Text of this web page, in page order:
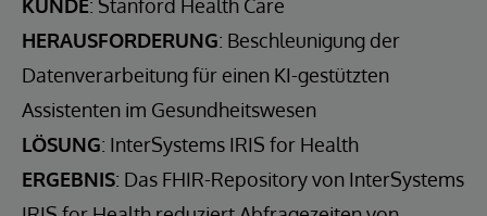
KUNDE: Stanford Health Care
HERAUSFORDERUNG: Beschleunigung der
Datenverarbeitung für einen KI-gestützten
Assistenten im Gesundheitswesen
LÖSUNG: InterSystems IRIS for Health
ERGEBNIS: Das FHIR-Repository von InterSystems